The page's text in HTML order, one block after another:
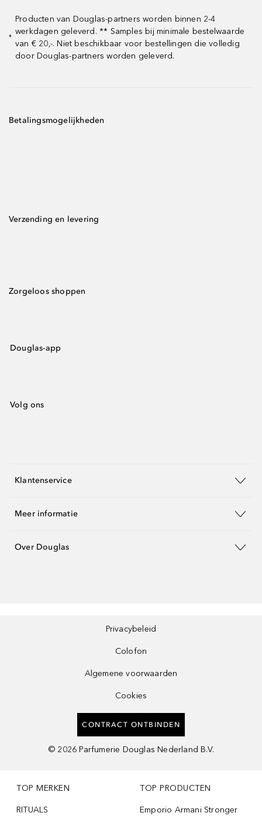
*
Producten van Douglas-partners worden binnen 2-4
werkdagen geleverd. ** Samples bij minimale bestelwaarde
van € 20,-. Niet beschikbaar voor bestellingen die volledig
door Douglas-partners worden geleverd.
Betalingsmogelijkheden
Verzending en levering
Zorgeloos shoppen
Douglas-app
Volg ons
Klantenservice
Meer informatie
Over Douglas
Privacybeleid
Colofon
Algemene voorwaarden
Cookies
CONTRACT ONTBINDEN
© 2026 Parfumerie Douglas Nederland B.V.
TOP MERKEN
RITUALS
TOP PRODUCTEN
Emporio Armani Stronger